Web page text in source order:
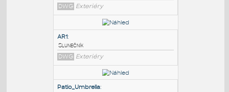
Slunecnik:
Zahradní slunečník
RFA
Slunečník